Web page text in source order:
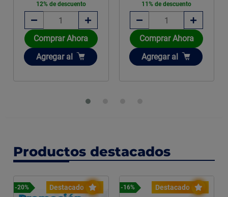
12% de descuento
Comprar Ahora
Añadir
Agregar al
11% de descuento
Comprar Ahora
Añadir
Agregar al
Productos destacados
Destacado
-20% Destacado
-16%